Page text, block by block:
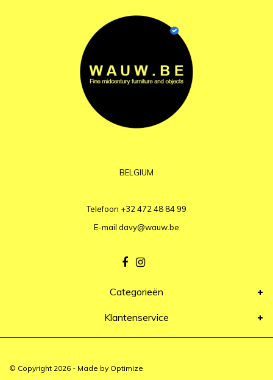
BELGIUM
Telefoon +32 472 48 84 99
E-mail davy@wauw.be
Categorieën
Klantenservice
© Copyright 2026 - Made by Optimize